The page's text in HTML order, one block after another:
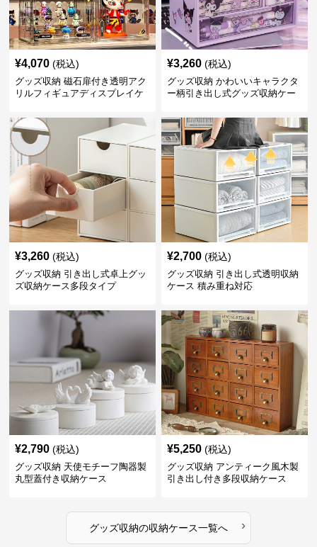
¥4,070 (税込)
グッズ収納 磁石扉付き透明アク
リルフィギュアディスプレイケ
¥3,260 (税込)
グッズ収納 かわいいキャラクタ
ー柄引き出し式グッズ収納ケー
¥3,260 (税込)
グッズ収納 引き出し式卓上グッ
ズ収納ケース多段タイプ
¥2,700 (税込)
グッズ収納 引き出し式透明収納
ケース 積み重ね対応
¥2,790 (税込)
グッズ収納 天使モチーフ陶器製
丸型蓋付き収納ケース
¥5,250 (税込)
グッズ収納 アンティーク風木製
引き出し付き多段収納ケース
グッズ収納の収納ケース一覧へ ›